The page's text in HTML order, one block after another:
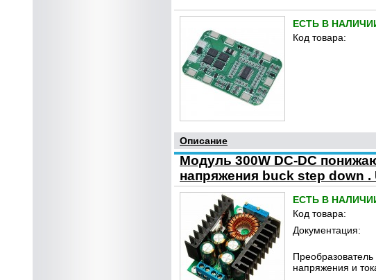
ЕСТЬ В
Код товара:
Описание
Модуль 300W DC-DC
напряжения buck step down .
ЕСТЬ В
Код товара:
Документация:
напряжения и